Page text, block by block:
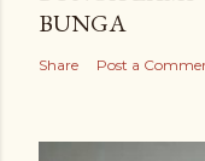
BUNGA
Share Post a